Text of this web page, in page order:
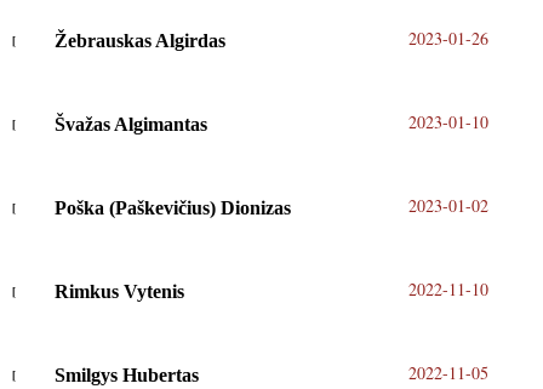
Žebrauskas Algirdas 2023-01-26
Švažas Algimantas 2023-01-10
Poška (Paškevičius) Dionizas 2023-01-02
Rimkus Vytenis 2022-11-10
Smilgys Hubertas 2022-11-05